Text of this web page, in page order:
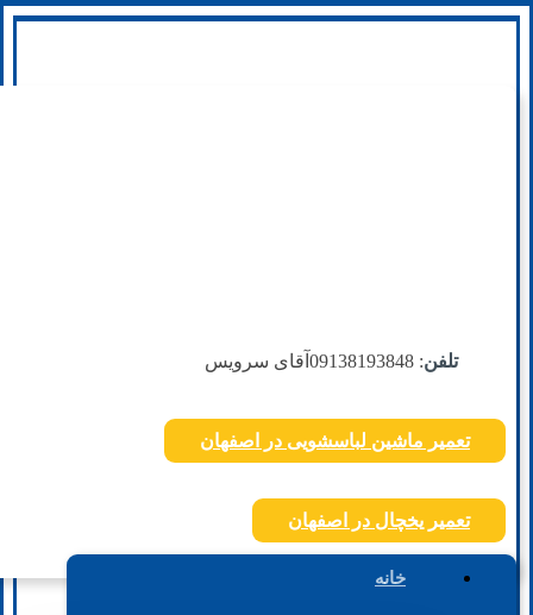
تلفن: 09138193848 آقای سرویس
تعمیر ماشین لباسشویی در اصفهان
تعمیر یخچال در اصفهان
خانه